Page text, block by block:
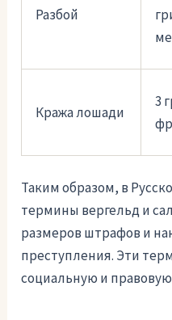
Разбой
Кража лошади
3
Таким образом, в
термины вергельд и
размеров штрафов и
преступления. Эти
социальную и